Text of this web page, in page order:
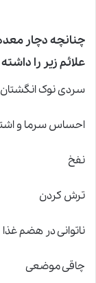
چنانچه دچار
علائم زیر را
سردی نوک انگشتان
احساس سرما و
نفخ
ترش کردن
ناتوانی در هضم غذا
چاقی موضعی